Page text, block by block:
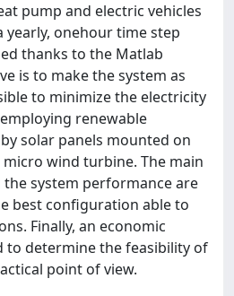
pump and electric vehicles
yearly, onehour time step
thanks to the Matlab
is to make the system as
to minimize the electricity
renewable
solar panels mounted on
wind turbine. The main
system performance are
best configuration able to
Finally, an economic
to determine the feasibility of
point of view.